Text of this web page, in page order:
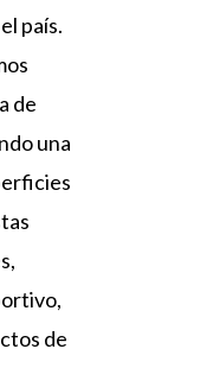
país.
de
una
de